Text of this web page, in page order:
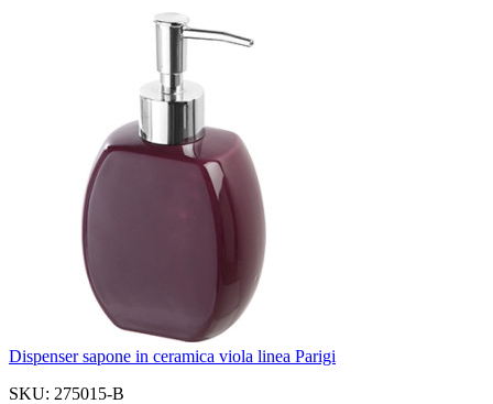
Dispenser sapone in ceramica viola linea Parigi
SKU: 275015-B